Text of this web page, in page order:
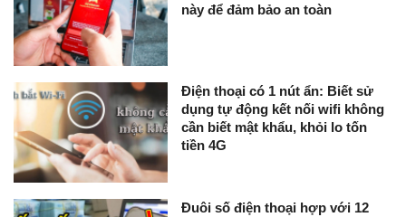
này để đảm bảo an toàn
Điện thoại có 1 nút ẩn: Biết sử
dụng tự động kết nối wifi không
cần biết mật khẩu, khỏi lo tốn
tiền 4G
Đuôi số điện thoại hợp với 12